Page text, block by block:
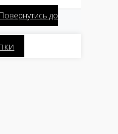
Повернутись до